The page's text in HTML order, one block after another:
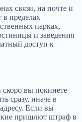
связи, на почте и
пределах
парках,
и заведения
доступ к
скоро вы покинете
сразу, иначе в
Если вы
пришлют штраф в